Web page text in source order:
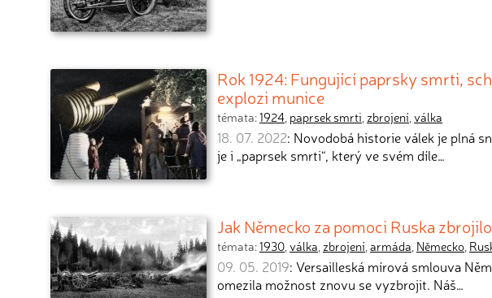
Rok 1924: Fungující paprsky smrti,
explozi munice
témata:1924, paprsek smrti, zbrojení,válka
18. 07. 2022: Novodobá historie válek je plná
je i „paprsek smrti“, který ve svém díle…
Jak Německo za pomoci Ruska
témata:1930,válka, zbrojení,armáda, Německo,
09. 05. 2019: Versailleská mírová smlouva
omezila možnost znovu se vyzbrojit. Náš…